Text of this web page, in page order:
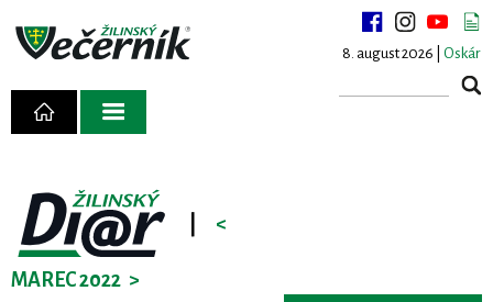
8. august 2026 | Oskár
<
MAREC 2022 >